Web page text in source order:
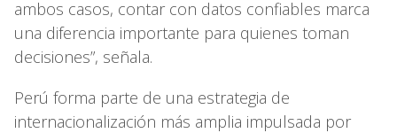
ambos casos, contar con datos confiables marca
una diferencia importante para quienes toman
decisiones”, señala.
Perú forma parte de una estrategia de
internacionalización más amplia impulsada por